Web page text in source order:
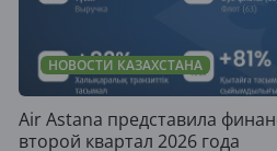
НОВОСТИ КАЗАХСТАНА
Air Astana представила
второй квартал 2026 года